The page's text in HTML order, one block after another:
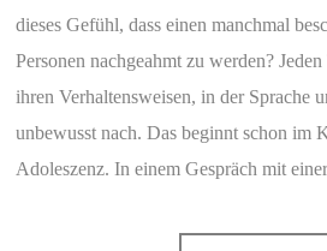
dieses Gefühl, dass einen manchmal
Personen nachgeahmt zu werden?
ihren Verhaltensweisen, in der Sprache
unbewusst nach. Das beginnt schon im
Adoleszenz. In einem Gespräch mit